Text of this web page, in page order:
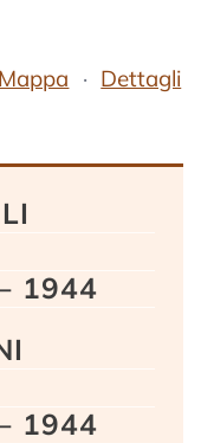
Mappa
Dettagli
1944
1944